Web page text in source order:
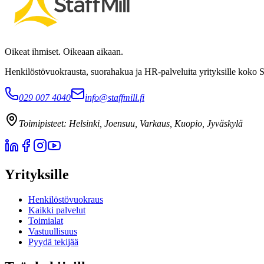
Oikeat ihmiset. Oikeaan aikaan.
Henkilöstövuokrausta, suorahakua ja HR-palveluita yrityksille koko
029 007 4040 info@staffmill.fi
Toimipisteet: Helsinki, Joensuu, Varkaus, Kuopio, Jyväskylä
Yrityksille
Henkilöstövuokraus
Kaikki palvelut
Toimialat
Vastuullisuus
Pyydä tekijää